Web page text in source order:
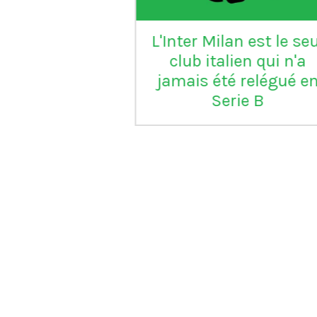
L'Inter Milan est le seul
club italien qui n'a
jamais été relégué en